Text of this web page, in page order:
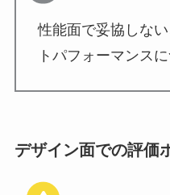
性能面で妥協しな
トパフォーマンス
デザイン面での評価